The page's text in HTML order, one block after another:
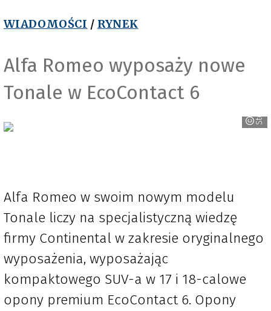
WIADOMOŚCI / RYNEK
Alfa Romeo wyposaży nowe
Tonale w EcoContact 6
Stellantis
Alfa Romeo w swoim nowym modelu
Tonale liczy na specjalistyczną wiedzę
firmy Continental w zakresie oryginalnego
wyposażenia, wyposażając
kompaktowego SUV-a w 17 i 18-calowe
opony premium EcoContact 6. Opony